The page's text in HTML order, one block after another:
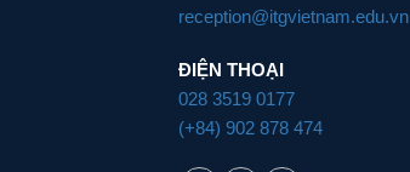
reception@itgvietnam.edu.vn
ĐIỆN THOẠI
028 3519 0177
(+84) 902 878 474